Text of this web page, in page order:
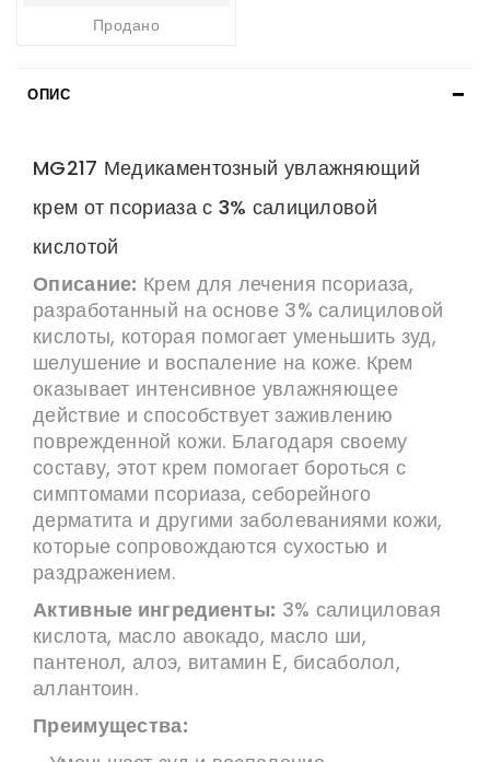
Продано
ОПИС
MG217 Медикаментозный увлажняющий
крем от псориаза с 3% салициловой
кислотой
Описание: Крем для лечения псориаза,
разработанный на основе 3% салициловой
кислоты, которая помогает уменьшить зуд,
шелушение и воспаление на коже. Крем
оказывает интенсивное увлажняющее
действие и способствует заживлению
поврежденной кожи. Благодаря своему
составу, этот крем помогает бороться с
симптомами псориаза, себорейного
дерматита и другими заболеваниями кожи,
которые сопровождаются сухостью и
раздражением.
Активные ингредиенты: 3% салициловая
кислота, масло авокадо, масло ши,
пантенол, алоэ, витамин E, бисаболол,
аллантоин.
Преимущества: